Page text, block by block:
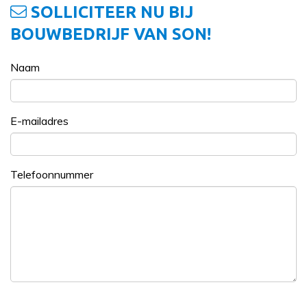
SOLLICITEER NU BIJ
BOUWBEDRIJF VAN SON!
Naam
E-mailadres
Telefoonnummer